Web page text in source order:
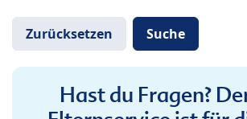
Hast du Fragen?